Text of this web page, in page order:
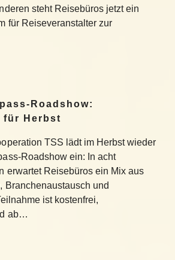
steht Reisebüros jetzt ein
für Reiseveranstalter zur
Roadshow:
für Herbst
TSS lädt im Herbst wieder
Roadshow ein: In acht
erwartet Reisebüros ein Mix aus
Branchenaustausch und
ist kostenfrei,
ab…